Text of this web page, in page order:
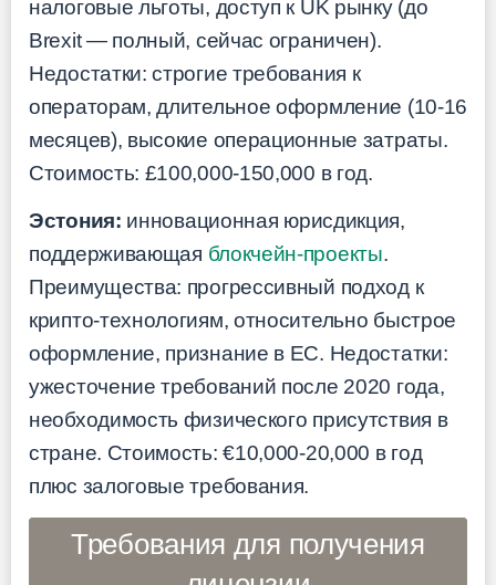
налоговые льготы, доступ к UK рынку (до
Brexit — полный, сейчас ограничен).
Недостатки: строгие требования к
операторам, длительное оформление (10-16
месяцев), высокие операционные затраты.
Стоимость: £100,000-150,000 в год.
Эстония: инновационная юрисдикция,
поддерживающая блокчейн-проекты.
Преимущества: прогрессивный подход к
крипто-технологиям, относительно быстрое
оформление, признание в ЕС. Недостатки:
ужесточение требований после 2020 года,
необходимость физического присутствия в
стране. Стоимость: €10,000-20,000 в год
плюс залоговые требования.
Требования для получения